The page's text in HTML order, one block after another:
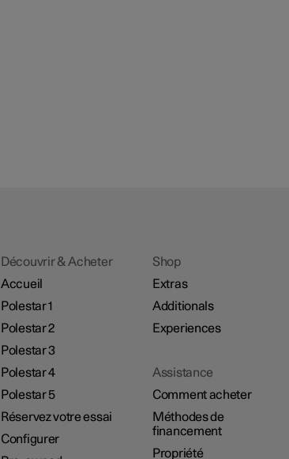
Découvrir & Acheter
Accueil
Polestar 1
Polestar 2
Polestar 3
Polestar 4
Polestar 5
Réservez votre essai
Configurer
Shop
Extras
Additionals
Experiences
Assistance
Comment acheter
Méthodes de
financement
Propriété